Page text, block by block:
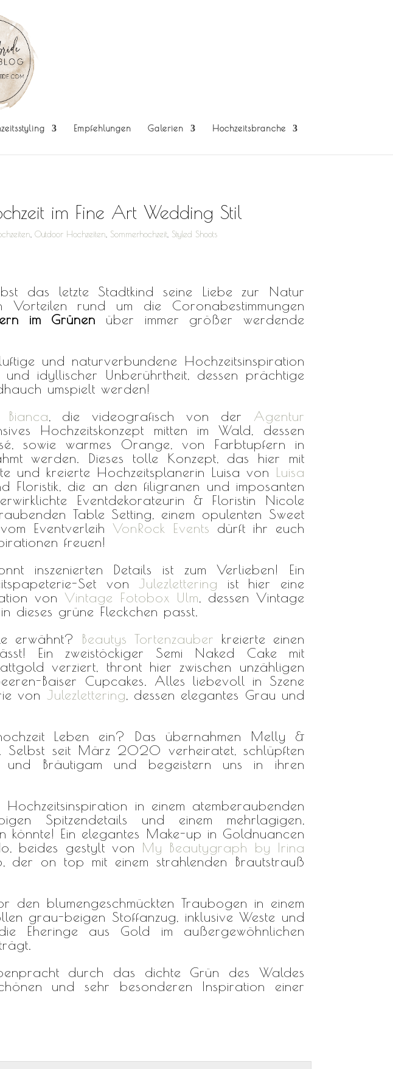
Empfehlungen Galerien Hochzeitsbranche
im Fine Art Wedding Stil
Outdoor Hochzeiten Sommerhochzeit Styled Shoots
das letzte Stadtkind seine Liebe zur Natur
rund um die Coronabestimmungen
im Grünen über immer größer werdende
und naturverbundene Hochzeitsinspiration
idyllischer Unberührtheit, dessen prächtige
umspielt werden!
, die videografisch von der Agentur
Hochzeitskonzept mitten im Wald, dessen
sowie warmes Orange, von Farbtupfern in
werden. Dieses tolle Konzept, das hier mit
und kreierte Hochzeitsplanerin Luisa von Luisa
Floristik, die an den filigranen und imposanten
Eventdekorateurin & Floristin Nicole
Table Setting, einem opulenten Sweet
EventverleihVonRock Events dürft ihr euch
freuen!
inszenierten Details ist zum Verlieben! Ein
Set vonJulezlettering ist hier eine
von Vintage Fotobox Ulm, dessen Vintage
dieses grüne Fleckchen passt.
erwähnt? Beautys Tortenzauber kreierte einen
Ein zweistöckiger Semi Naked Cake mit
verziert, thront hier zwischen unzähligen
Baiser Cupcakes. Alles liebevoll in Szene
von Julezlettering, dessen elegantes Grau und
Leben ein? Das übernahmen Melly &
Selbst seit März 2020 verheiratet, schlüpften
Bräutigam und begeistern uns in ihren
in einem atemberaubenden
Spitzendetails und einem mehrlagigen,
könnte! Ein elegantes Make-up in Goldnuancen
beides gestylt von My Beautygraph by Irina
der on top mit einem strahlenden Brautstrauß
den blumengeschmückten Traubogen in einem
grau-beigen Stoffanzug, inklusive Weste und
Eheringe aus Gold im außergewöhnlichen
durch das dichte Grün des Waldes
und sehr besonderen Inspiration einer